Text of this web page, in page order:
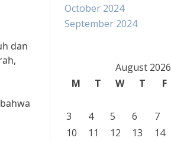
dan
October 2024
September 2024
August 2026
M
T W T F
3
4 5 6 7
10
11 12 13 14